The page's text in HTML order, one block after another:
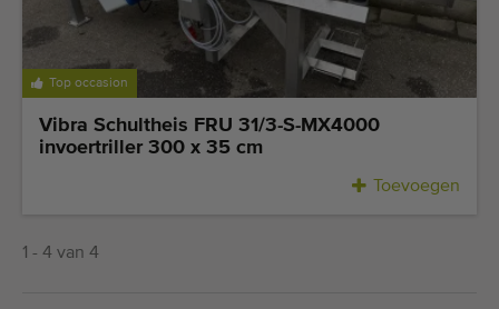
Top occasion
Vibra Schultheis FRU 31/3-S-MX4000
invoertriller 300 x 35 cm
Toevoegen
1 - 4 van 4